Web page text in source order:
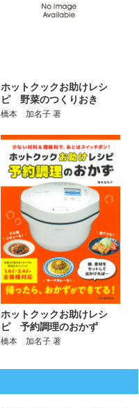
ホットクックお助けレシ
ピ 野菜のつくりおき
橋本 加名子 著
ホットクックお助けレシ
ピ 予約調理のおかず
橋本 加名子 著